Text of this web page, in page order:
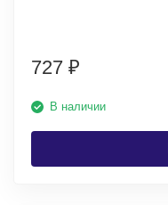
727 ₽
В наличии